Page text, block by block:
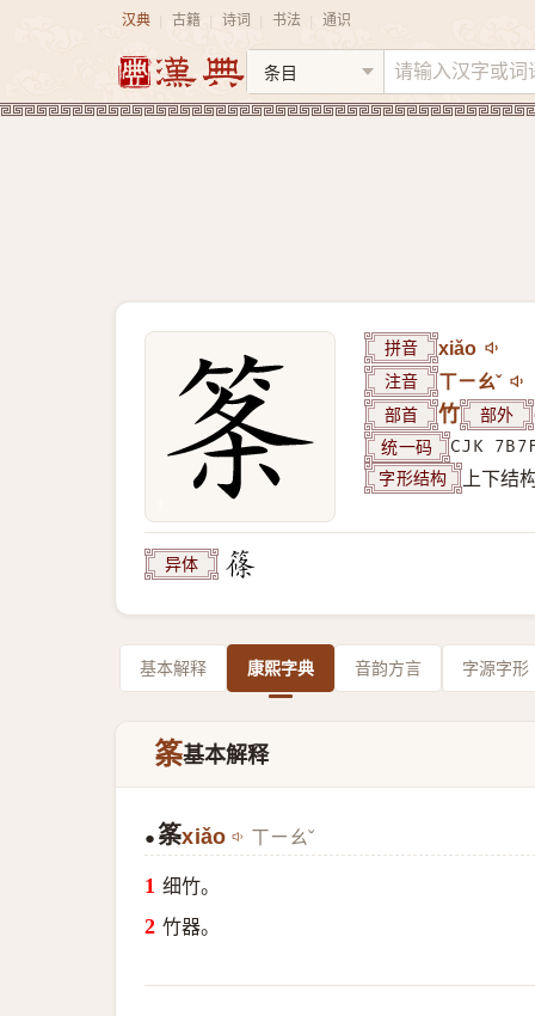
汉典 古籍 诗词 书法 通识
拼音 xiǎo
注音 ㄒㄧㄠˇ
部首 竹 部外
统一码 CJK
字形结构 上下结
异体
基本解释 康熙字典 音韵方言 字源字形
筿基本解释
● 筿xiǎo ㄒㄧㄠˇ
细竹。
竹器。